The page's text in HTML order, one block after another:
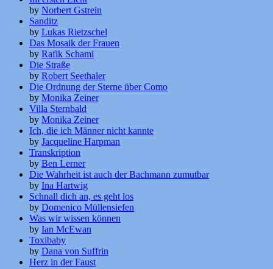
by Norbert Gstrein
Sanditz
by Lukas Rietzschel
Das Mosaik der Frauen
by Rafik Schami
Die Straße
by Robert Seethaler
Die Ordnung der Sterne über Como
by Monika Zeiner
Villa Sternbald
by Monika Zeiner
Ich, die ich Männer nicht kannte
by Jacqueline Harpman
Transkription
by Ben Lerner
Die Wahrheit ist auch der Bachmann zumutbar
by Ina Hartwig
Schnall dich an, es geht los
by Domenico Müllensiefen
Was wir wissen können
by Ian McEwan
Toxibaby
by Dana von Suffrin
Herz in der Faust